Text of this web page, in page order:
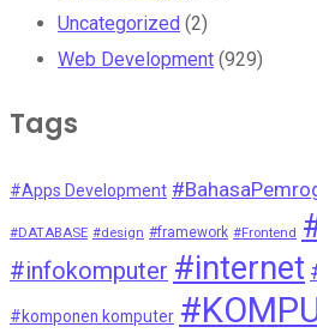
Uncategorized (2)
Web Development (929)
Tags
#Apps Development
#DATABASE #design #framework #Frontend
#infokomputer #internet
#komponen komputer